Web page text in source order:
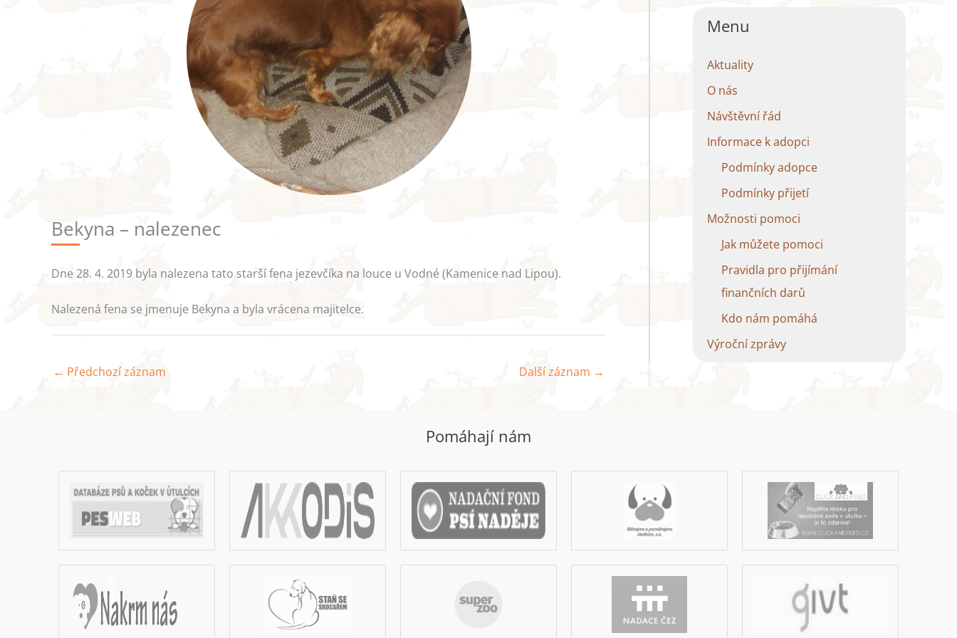
Bekyna – nalezenec
Dne 28. 4. 2019 byla nalezena tato starší fena jezevčíka na louce u Vodné (Kamenice nad Lipou).
Nalezená fena se jmenuje Bekyna a byla vrácena majitelce.
← Předchozí záznam Další záznam →
Menu
Aktuality
O nás
Návštěvní řád
Informace k adopci
Podmínky adopce
Podmínky přijetí
Možnosti pomoci
Jak můžete pomoci
Pravidla pro přijímání
finančních darů
Kdo nám pomáhá
Výroční zprávy
Pomáhají nám